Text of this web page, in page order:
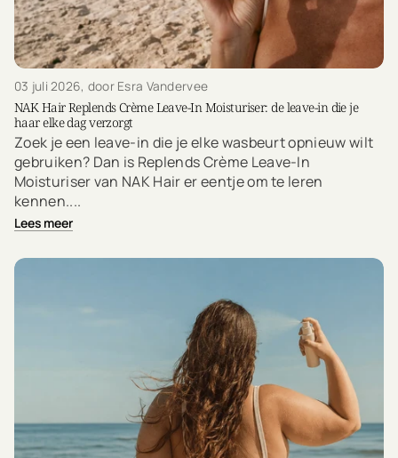
03 juli 2026, door Esra Vandervee
NAK Hair Replends Crème Leave-In Moisturiser: de leave-in die je
haar elke dag verzorgt
Zoek je een leave-in die je elke wasbeurt opnieuw wilt
gebruiken? Dan is Replends Crème Leave-In
Moisturiser van NAK Hair er eentje om te leren
kennen....
Lees meer